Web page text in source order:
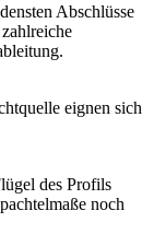
Abschlüsse
eignen sich
des Profils
noch